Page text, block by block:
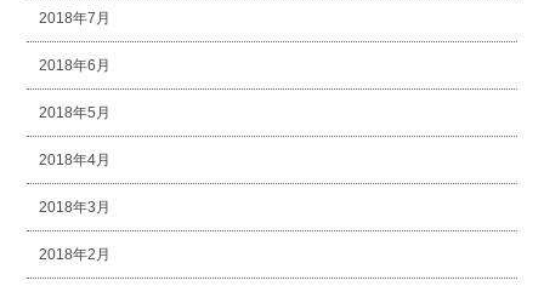
2018年7月
2018年6月
2018年5月
2018年4月
2018年3月
2018年2月